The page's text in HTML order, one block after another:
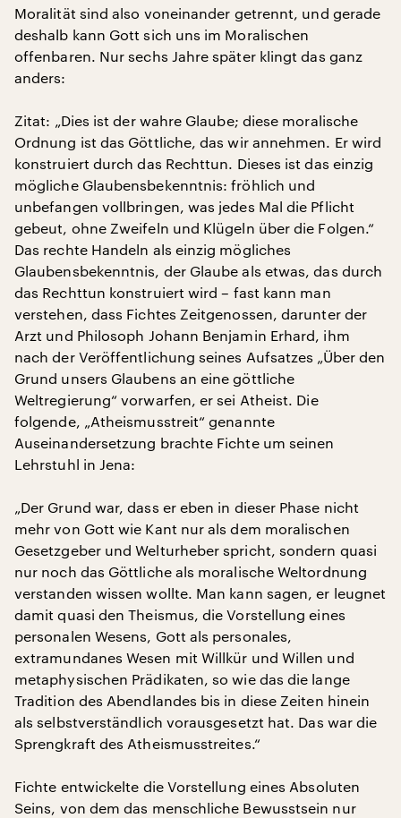
Moralität sind also voneinander getrennt, und gerade
deshalb kann Gott sich uns im Moralischen
offenbaren. Nur sechs Jahre später klingt das ganz
anders:
Zitat: „Dies ist der wahre Glaube; diese moralische
Ordnung ist das Göttliche, das wir annehmen. Er wird
konstruiert durch das Rechttun. Dieses ist das einzig
mögliche Glaubensbekenntnis: fröhlich und
unbefangen vollbringen, was jedes Mal die Pflicht
gebeut, ohne Zweifeln und Klügeln über die Folgen.“
Das rechte Handeln als einzig mögliches
Glaubensbekenntnis, der Glaube als etwas, das durch
das Rechttun konstruiert wird – fast kann man
verstehen, dass Fichtes Zeitgenossen, darunter der
Arzt und Philosoph Johann Benjamin Erhard, ihm
nach der Veröffentlichung seines Aufsatzes „Über den
Grund unsers Glaubens an eine göttliche
Weltregierung“ vorwarfen, er sei Atheist. Die
folgende, „Atheismusstreit“ genannte
Auseinandersetzung brachte Fichte um seinen
Lehrstuhl in Jena:
„Der Grund war, dass er eben in dieser Phase nicht
mehr von Gott wie Kant nur als dem moralischen
Gesetzgeber und Welturheber spricht, sondern quasi
nur noch das Göttliche als moralische Weltordnung
verstanden wissen wollte. Man kann sagen, er leugnet
damit quasi den Theismus, die Vorstellung eines
personalen Wesens, Gott als personales,
extramundanes Wesen mit Willkür und Willen und
metaphysischen Prädikaten, so wie das die lange
Tradition des Abendlandes bis in diese Zeiten hinein
als selbstverständlich vorausgesetzt hat. Das war die
Sprengkraft des Atheismusstreites.“
Fichte entwickelte die Vorstellung eines Absoluten
Seins, von dem das menschliche Bewusstsein nur